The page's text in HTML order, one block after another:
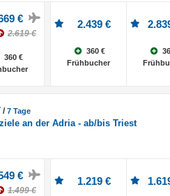
€
2.619 €
360 €
2.439 €
360 €
Frühbucher
/7 Tage
an der Adria - ab/bis Triest
€
1.499 €
1.219 €